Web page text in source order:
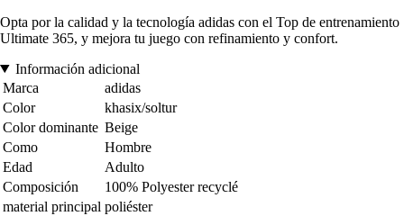
Opta por la calidad y la tecnología adidas con el Top de entrenamiento
Ultimate 365, y mejora tu juego con refinamiento y confort.
Información adicional
Marca
adidas
Color
khasix/soltur
Color dominante Beige
Como
Hombre
Edad
Adulto
Composición
100% Polyester recyclé
material principal poliéster